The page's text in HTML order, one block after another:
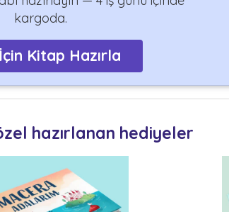
kargoda.
Kitap Hazırla
hazırlanan hediyeler